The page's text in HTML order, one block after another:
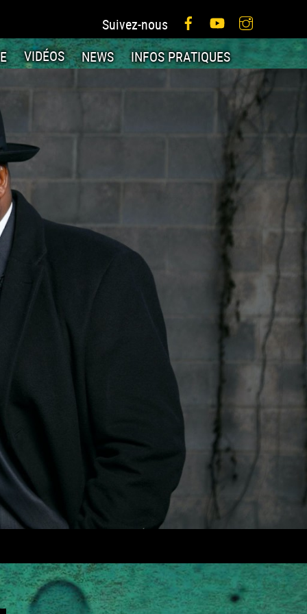
Suivez-nous FacebookYouTube
VIDÉOS NEWS INFOS PRATIQUES